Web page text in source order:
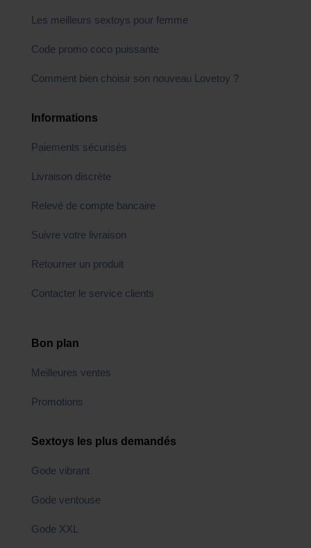
Les meilleurs sextoys pour femme
Code promo coco puissante
Comment bien choisir son nouveau Lovetoy ?
Informations
Paiements sécurisés
Livraison discrète
Relevé de compte bancaire
Suivre votre livraison
Retourner un produit
Contacter le service clients
Bon plan
Meilleures ventes
Promotions
Sextoys les plus demandés
Gode vibrant
Gode ventouse
Gode XXL